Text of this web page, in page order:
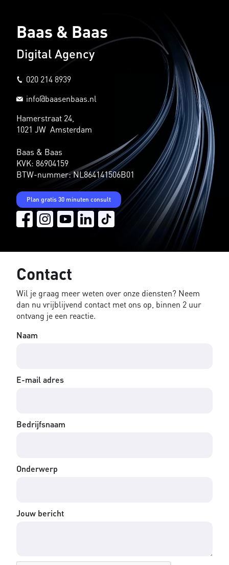
Baas & Baas
Digital Agency
020 214 8939
info@baasenbaas.nl
Hamerstraat 24,
1021 JW Amsterdam
Baas & Baas
KVK: 86904159
BTW-nummer: NL864141506B01
Plan gratis 30 minuten consult
Contact
Wil je graag meer weten over onze diensten? Neem
dan nu vrijblijvend contact met ons op, binnen 2 uur
ontvang je een reactie.
Naam
E-mail adres
Bedrijfsnaam
Onderwerp
Jouw bericht